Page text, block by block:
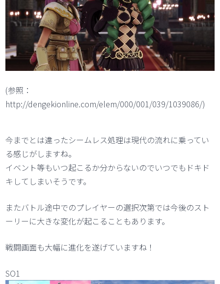
(参照：
http://dengekionline.com/elem/000/001/039/1039086/)
今までとは違ったシームレス処理は現代の流れに乗ってい
る感じがしますね。
イベント等もいつ起こるか分からないのでいつでもドキド
キしてしまいそうです。
またバトル途中でのプレイヤーの選択次第では今後のスト
ーリーに大きな変化が起こることもあります。
戦闘画面も大幅に進化を遂げていますね！
SO1